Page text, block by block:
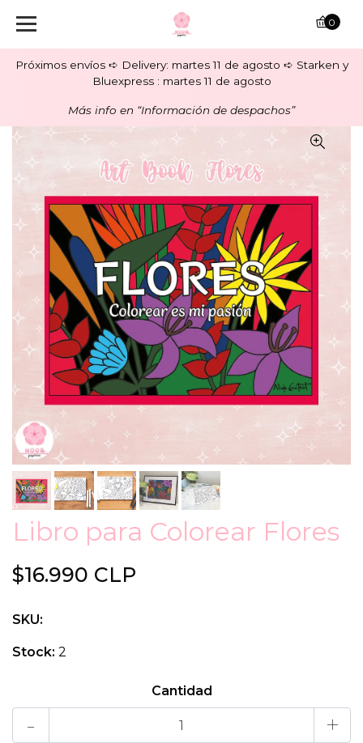
Próximos envíos ➪ Delivery: martes 11 de agosto ➪ Starken y
Bluexpress : martes 11 de agosto
Más info en “Información de despachos”
0
Libro para Colorear Flores
$16.990 CLP
SKU:
Stock: 2
Cantidad
- +